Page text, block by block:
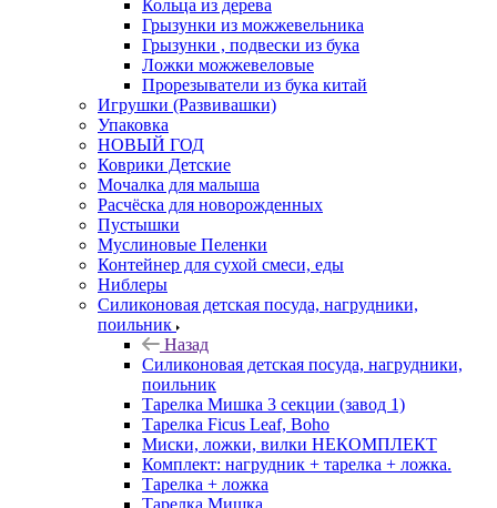
Кольца из дерева
Грызунки из можжевельника
Грызунки , подвески из бука
Ложки можжевеловые
Прорезыватели из бука китай
Игрушки (Развивашки)
Упаковка
НОВЫЙ ГОД
Коврики Детские
Мочалка для малыша
Расчёска для новорожденных
Пустышки
Муслиновые Пеленки
Контейнер для сухой смеси, еды
Ниблеры
Силиконовая детская посуда, нагрудники,
поильник
Назад
Силиконовая детская посуда, нагрудники,
поильник
Тарелка Мишка 3 секции (завод 1)
Тарелка Ficus Leaf, Boho
Миски, ложки, вилки НЕКОМПЛЕКТ
Комплект: нагрудник + тарелка + ложка.
Тарелка + ложка
Тарелка Мишка